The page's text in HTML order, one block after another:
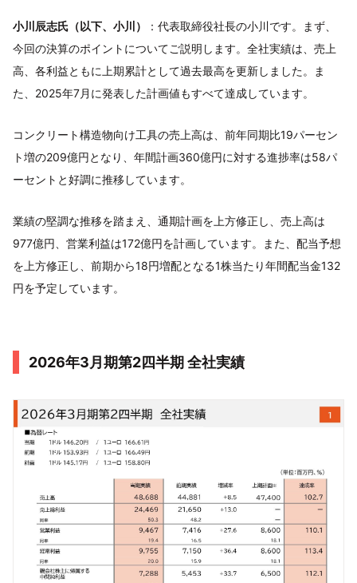
小川辰志氏（以下、小川）
：代表取締役社長の小川です。まず、
今回の決算のポイントについてご説明します。全社実績は、売上
高、各利益ともに上期累計として過去最高を更新しました。ま
た、2025年7月に発表した計画値もすべて達成しています。
コンクリート構造物向け工具の売上高は、前年同期比19パーセン
ト増の209億円となり、年間計画360億円に対する進捗率は58パ
ーセントと好調に推移しています。
業績の堅調な推移を踏まえ、通期計画を上方修正し、売上高は
977億円、営業利益は172億円を計画しています。また、配当予想
を上方修正し、前期から18円増配となる1株当たり年間配当金132
円を予定しています。
2026年3月期第2四半期 全社実績